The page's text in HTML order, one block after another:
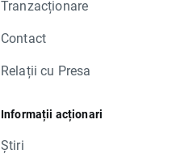
Tranzacționare
Contact
Relații cu Presa
Informații acționari
Știri